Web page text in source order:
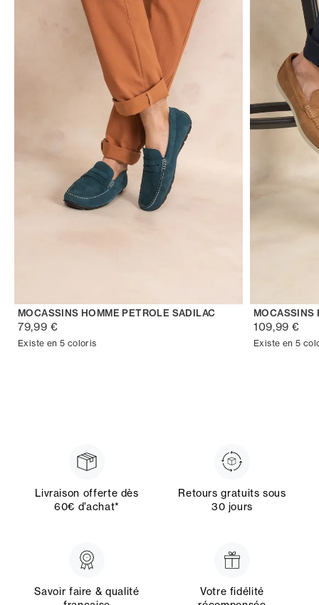
MOCASSINS HOMME PETROLE SADILAC
79,99 €
Existe en 5 coloris
MOCASSINS
109,99 €
Existe en 5
Livraison offerte dès
60€ d’achat*
Retours gratuits sous
30 jours
Savoir faire & qualité
Votre fidélité